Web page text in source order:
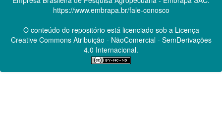
https://www.embrapa.br/fale-conosco
O conteúdo do repositório está licenciado sob a Licença
Creative CommonsAtribuição - NãoComercial - SemDerivações
4.0 Internacional.